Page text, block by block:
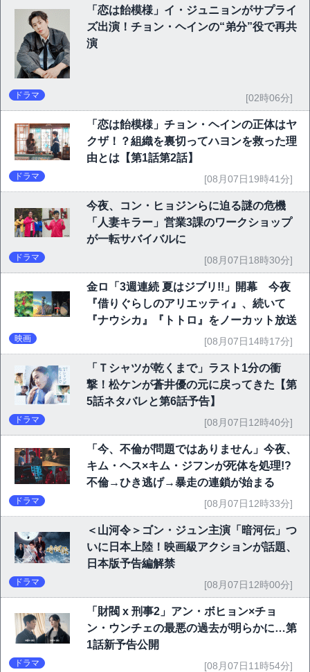
「恋は飴模様」イ・ジュニョンがサプライ
ズ出演！チョン・ヘインの“弟分”役で再共
演
ドラマ [02時06分]
「恋は飴模様」チョン・ヘインの正体はヤ
クザ！？組織を裏切ってハヨンを救った理
由とは【第1話第2話】
ドラマ [08月07日19時41分]
今夜、コン・ヒョジンらに迫る謎の危機
「人妻キラー」営業3課のワークショップ
が一転サバイバルに
ドラマ [08月07日18時30分]
金ロ「3週連続 夏はジブリ!!」開幕 今夜
『借りぐらしのアリエッティ』、続いて
『ナウシカ』『トトロ』をノーカット放送
映画 [08月07日14時17分]
「Ｔシャツが乾くまで」ラスト1分の衝
撃！松ケンが蒼井優の元に戻ってきた【第
5話ネタバレと第6話予告】
ドラマ [08月07日12時40分]
「今、不倫が問題ではありません」今夜、
キム・ヘス×キム・ジフンが死体を処理!?
不倫→ひき逃げ→暴走の連鎖が始まる
ドラマ [08月07日12時33分]
＜山河令＞ゴン・ジュン主演「暗河伝」つ
いに日本上陸！映画級アクションが話題、
日本版予告編解禁
ドラマ [08月07日12時00分]
「財閥 x 刑事2」アン・ボヒョン×チョ
ン・ウンチェの最悪の過去が明らかに…第
1話新予告公開
ドラマ [08月07日11時54分]